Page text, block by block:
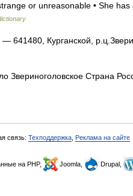
or unreasonable • She
— 641480, Курганской,
Звериноголовское Страна
связь: Техподдержка Реклама на сайте
на PHP, Joomla, Drupal,